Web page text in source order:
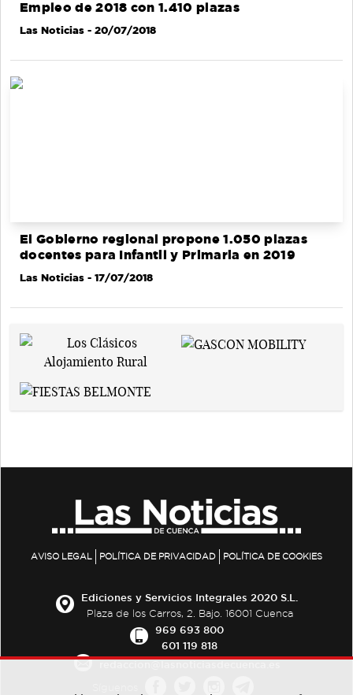
Empleo de 2018 con 1.410 plazas
Las Noticias - 20/07/2018
El Gobierno regional propone 1.050 plazas
docentes para Infantil y Primaria en 2019
Las Noticias - 17/07/2018
AVISO LEGAL POLÍTICA DE PRIVACIDAD POLÍTICA DE COOKIES
Ediciones y Servicios Integrales 2020 S.L.
Plaza de los Carros, 2. Bajo. 16001 Cuenca
969 693 800
601 119 818